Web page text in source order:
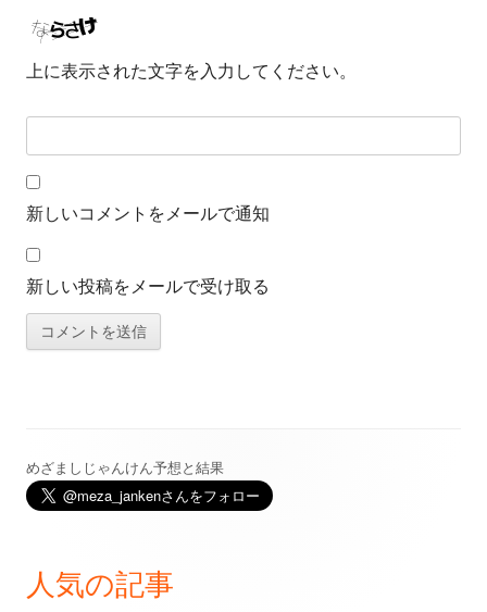
上に表示された文字を入力してください。
新しいコメントをメールで通知
新しい投稿をメールで受け取る
メ
ン
めざましじゃんけん予想と結果
人気の記事